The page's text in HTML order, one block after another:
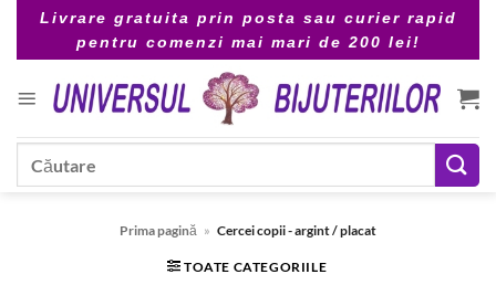
Livrare gratuita prin posta sau curier rapid
pentru comenzi mai mari de 200 lei!
Prima pagină » Cercei copii - argint / placat
TOATE CATEGORIILE